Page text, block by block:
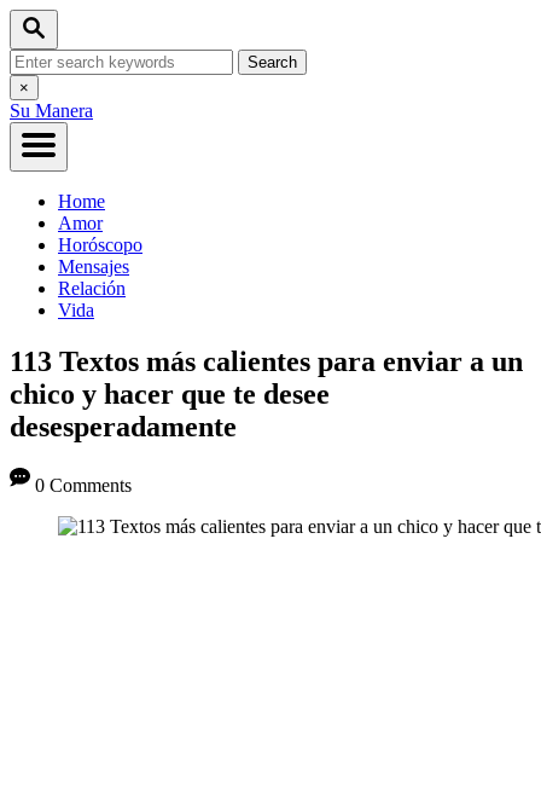
Skip
Content
Search
Search
for:Close
Search
×
Su Manera
Home
Amor
Horóscopo
Mensajes
Relación
Vida
113 Textos más calientes para enviar a un
chico y hacer que te desee
desesperadamente
0 Comments